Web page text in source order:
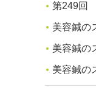
第249回
美容鍼
美容鍼
美容鍼